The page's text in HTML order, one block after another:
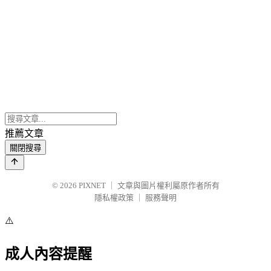
推薦文章
關閉搜尋
© 2026 PIXNET
文章與圖片權利屬原作者所有
隱私權政策
服務聲明
⚠️
成人內容提醒